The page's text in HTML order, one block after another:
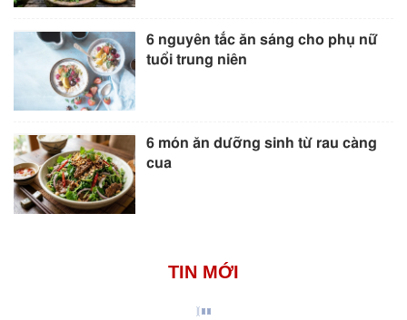
6 nguyên tắc ăn sáng cho phụ nữ
tuổi trung niên
6 món ăn dưỡng sinh từ rau càng
cua
TIN MỚI